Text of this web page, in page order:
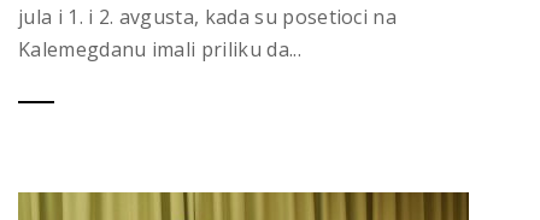
jula i 1. i 2. avgusta, kada su posetioci na
Kalemegdanu imali priliku da...